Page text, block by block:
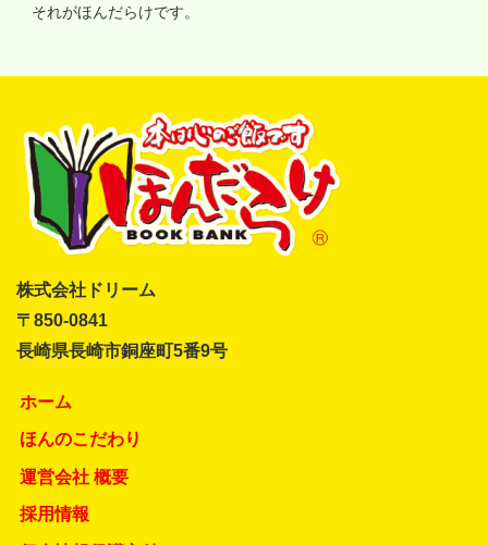
それがほんだらけです。
株式会社ドリーム
〒850-0841
長崎県長崎市銅座町5番9号
ホーム
ほんのこだわり
運営会社 概要
採用情報